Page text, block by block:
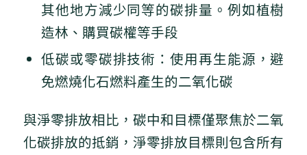
其他地方減少同等的碳排量。例如植樹
造林、購買碳權等手段
低碳或零碳排技術：使用再生能源，避
免燃燒化石燃料產生的二氧化碳
與淨零排放相比，碳中和目標僅聚焦於二氧
化碳排放的抵銷，淨零排放目標則包含所有